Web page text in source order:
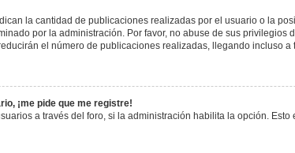
la cantidad de publicaciones realizadas por el usuario o la
por la administración. Por favor, no abuse de sus
el número de publicaciones realizadas, llegando incluso
¡me pide que me registre!
a través del foro, si la administración habilita la opción.